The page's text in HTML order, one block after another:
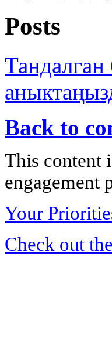
Posts
Back to
This content
engagement
Your
Check out